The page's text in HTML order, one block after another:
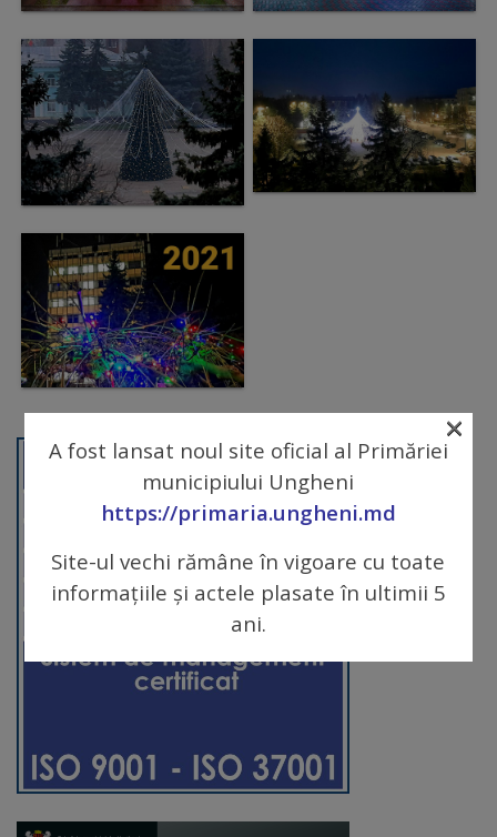
arhitecturale
Personalități
marcante
Sportivi
de
performanță
Orașul
în
imagini
Galerie
foto
Primărie
Primar
Viceprimari
A fost lansat noul site oficial al Primăriei
municipiului Ungheni
https://primaria.ungheni.md
Site-ul vechi rămâne în vigoare cu toate
informațiile și actele plasate în ultimii 5
ani.
×